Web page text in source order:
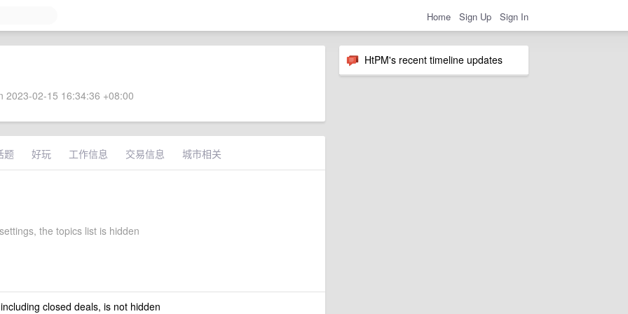
Home Sign Up Sign In
HtPM's recent timeline updates
2023-02-15 16:34:36 +08:00
题 好玩 工作信息 交易信息 城市相关
the topics list is hidden
closed deals, is not hidden